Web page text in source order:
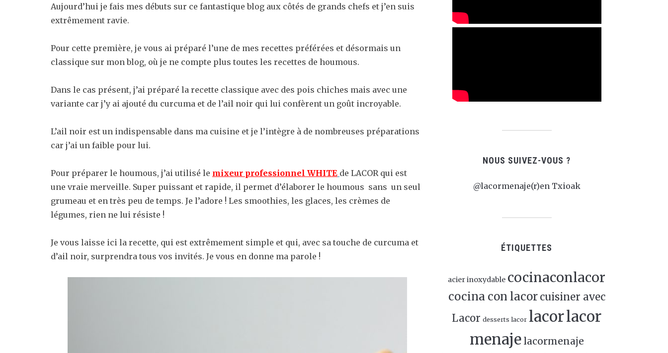
Aujourd’hui je fais mes débuts sur ce fantastique blog aux côtés de grands chefs et j’en suis
extrêmement ravie.
Pour cette première, je vous ai préparé l’une de mes recettes préférées et désormais un
classique sur mon blog, où je ne compte plus toutes les recettes de houmous.
Dans le cas présent, j’ai préparé la recette classique avec des pois chiches mais avec une
variante car j’y ai ajouté du curcuma et de l’ail noir qui lui confèrent un goût incroyable.
L’ail noir est un indispensable dans ma cuisine et je l’intègre à de nombreuses préparations
car j’ai un faible pour lui.
Pour préparer le houmous, j’ai utilisé le mixeur professionnel WHITE de LACOR qui est
une vraie merveille. Super puissant et rapide, il permet d’élaborer le houmous sans un seul
grumeau et en très peu de temps. Je l’adore ! Les smoothies, les glaces, les crèmes de
légumes, rien ne lui résiste !
Je vous laisse ici la recette, qui est extrêmement simple et qui, avec sa touche de curcuma et
d’ail noir, surprendra tous vos invités. Je vous en donne ma parole !
NOUS SUIVEZ-VOUS ?
@lacormenaje(r)en Txioak
ÉTIQUETTES
acier inoxydable cocinaconlacor
cocina con lacor cuisiner avec
Lacor desserts lacor lacorlacor
menaje lacormenaje